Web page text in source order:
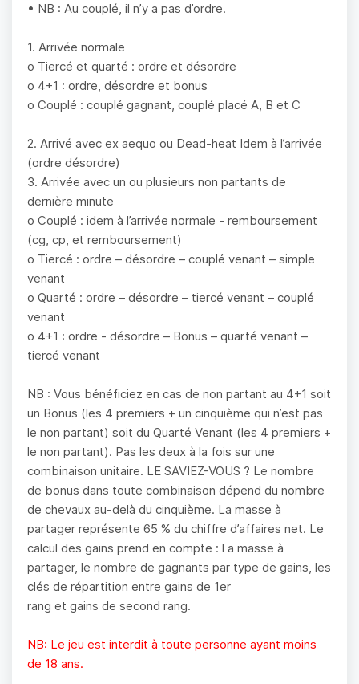
• NB : Au couplé, il n’y a pas d’ordre.
1. Arrivée normale
o Tiercé et quarté : ordre et désordre
o 4+1 : ordre, désordre et bonus
o Couplé : couplé gagnant, couplé placé A, B et C
2. Arrivé avec ex aequo ou Dead-heat Idem à l’arrivée
(ordre désordre)
3. Arrivée avec un ou plusieurs non partants de
dernière minute
o Couplé : idem à l’arrivée normale - remboursement
(cg, cp, et remboursement)
o Tiercé : ordre – désordre – couplé venant – simple
venant
o Quarté : ordre – désordre – tiercé venant – couplé
venant
o 4+1 : ordre - désordre – Bonus – quarté venant –
tiercé venant
NB : Vous bénéficiez en cas de non partant au 4+1 soit
un Bonus (les 4 premiers + un cinquième qui n’est pas
le non partant) soit du Quarté Venant (les 4 premiers +
le non partant). Pas les deux à la fois sur une
combinaison unitaire. LE SAVIEZ-VOUS ? Le nombre
de bonus dans toute combinaison dépend du nombre
de chevaux au-delà du cinquième. La masse à
partager représente 65 % du chiffre d’affaires net. Le
calcul des gains prend en compte : l a masse à
partager, le nombre de gagnants par type de gains, les
clés de répartition entre gains de 1er
rang et gains de second rang.
NB: Le jeu est interdit à toute personne ayant moins
de 18 ans.